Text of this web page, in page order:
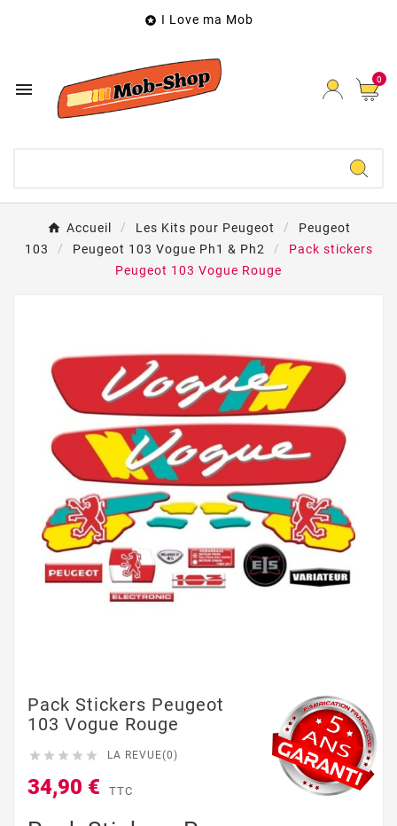
 I Love ma Mob
 0
Accueil Les Kits pour Peugeot
Peugeot
103
Peugeot 103 Vogue Ph1 & Ph2
Pack stickers
Peugeot 103 Vogue Rouge
Pack Stickers Peugeot
103 Vogue Rouge
     LA REVUE(0)
34,90 € TTC